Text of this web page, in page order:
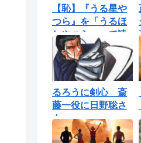
【恥】『うる星や
つら』を「うるほ
しやつら」って読
んでたわ…勘...
るろうに剣心 斎
藤一役に日野聡さ
ん